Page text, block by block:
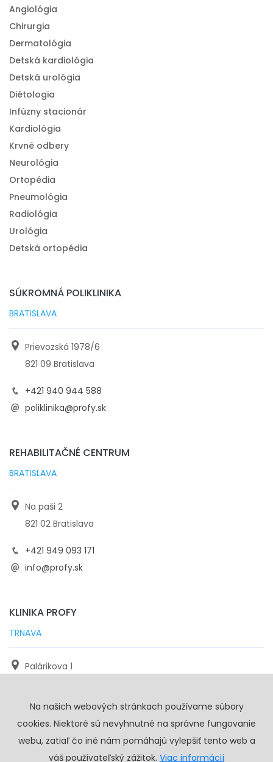
Angiológia
Chirurgia
Dermatológia
Detská kardiológia
Detská urológia
Diétologia
Infúzny stacionár
Kardiológia
Krvné odbery
Neurológia
Ortopédia
Pneumológia
Radiológia
Urológia
Detská ortopédia
SÚKROMNÁ POLIKLINIKA
BRATISLAVA
Prievozská 1978/6
821 09 Bratislava
+421 940 944 588
poliklinika@profy.sk
REHABILITAČNÉ CENTRUM
BRATISLAVA
Na paši 2
821 02 Bratislava
+421 949 093 171
info@profy.sk
KLINIKA PROFY
TRNAVA
Palárikova 1
+421 905 117 923
info@profy.sk
Na našich webových stránkach používame súbory
cookies. Niektoré sú nevyhnutné na správne fungovanie
webu, zatiaľ čo iné nám pomáhajú vylepšiť tento web a
váš používateľský zážitok. Viac informácií